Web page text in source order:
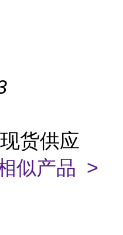
货供应
似产品 >